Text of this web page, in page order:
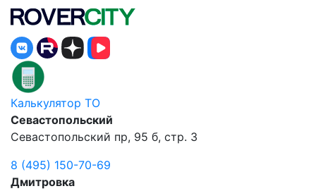
Калькулятор ТО
Севастопольский
Севастопольский пр, 95 б, стр. 3
8 (495) 150-70-69
Дмитровка